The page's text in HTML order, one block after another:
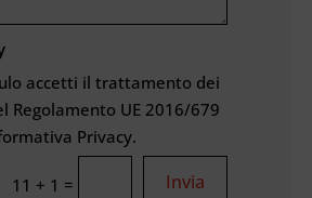
accetti il trattamento dei
Regolamento UE 2016/679
Privacy.
11 + 1 = Invia